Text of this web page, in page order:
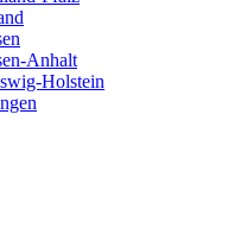
Anhalt
Holstein